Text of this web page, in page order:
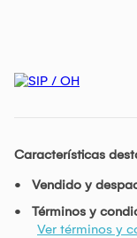
Características
Vendido y
Términos y
Ver términos y